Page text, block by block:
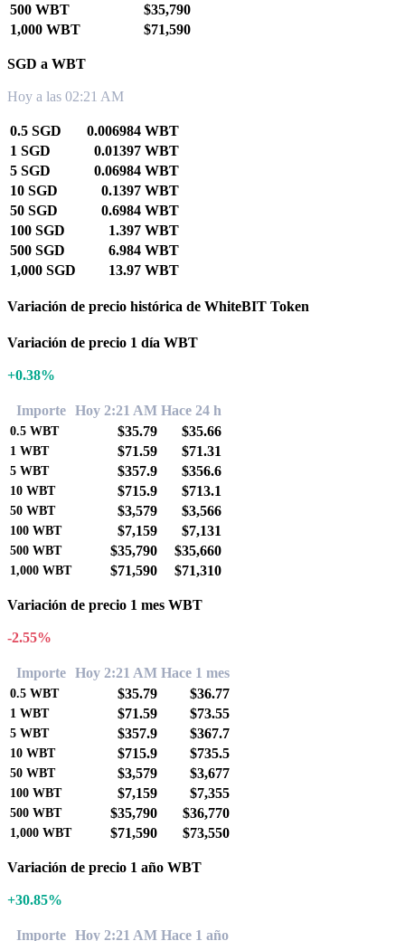
500 WBT
$35,790
1,000 WBT
$71,590
SGD a WBT
Hoy a las 02:21 AM
0.5 SGD
0.006984 WBT
1 SGD
0.01397 WBT
5 SGD
0.06984 WBT
10 SGD
0.1397 WBT
50 SGD
0.6984 WBT
100 SGD
1.397 WBT
500 SGD
6.984 WBT
1,000 SGD
13.97 WBT
Variación de precio histórica de WhiteBIT Token
Variación de precio 1 día WBT
+0.38%
Importe Hoy 2:21 AM Hace 24 h
0.5 WBT $35.79 $35.66
1 WBT $71.59 $71.31
5 WBT $357.9 $356.6
10 WBT $715.9 $713.1
50 WBT $3,579 $3,566
100 WBT $7,159 $7,131
500 WBT $35,790 $35,660
1,000 WBT $71,590 $71,310
Variación de precio 1 mes WBT
-2.55%
Importe Hoy 2:21 AM Hace 1 mes
0.5 WBT $35.79 $36.77
1 WBT $71.59 $73.55
5 WBT $357.9 $367.7
10 WBT $715.9 $735.5
50 WBT $3,579 $3,677
100 WBT $7,159 $7,355
500 WBT $35,790 $36,770
1,000 WBT $71,590 $73,550
Variación de precio 1 año WBT
+30.85%
Importe Hoy 2:21 AM Hace 1 año